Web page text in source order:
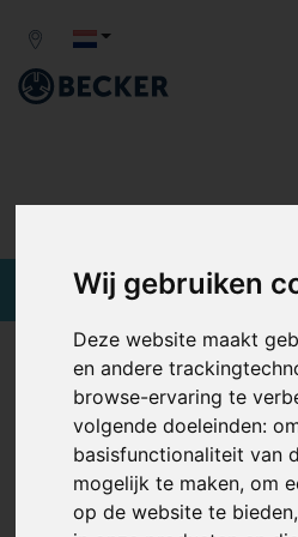
Wij gebruiken
Deze website maakt
en andere
browse-ervaring te
volgende doeleinden:
basisfunctionaliteit van
mogelijk te maken,om
op de website te bieden
ADDITIVE
OPTIMALISEER UW
PRINTEN MET